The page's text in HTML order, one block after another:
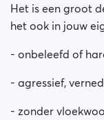
Het is een groot
het ook in jouw
- onbeleefd of
- agressief,
- zonder